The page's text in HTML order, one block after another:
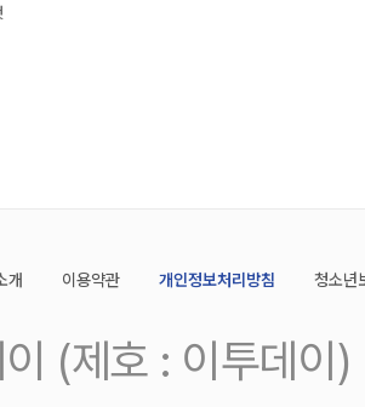
개 이용약관 개인정보처리방침 청소년
(제호 : 이투데